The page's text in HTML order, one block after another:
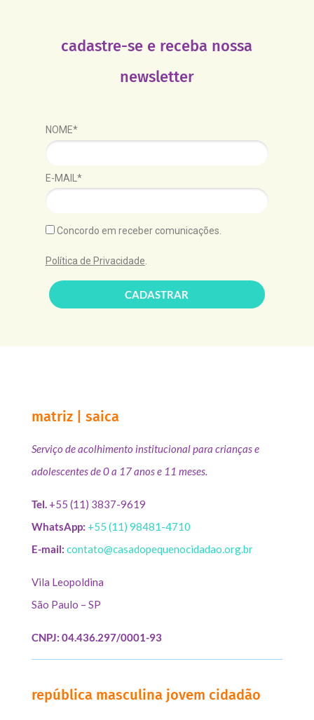
cadastre-se e receba nossa
newsletter
NOME*
E-MAIL*
Concordo em receber comunicações.
Política de Privacidade.
CADASTRAR
matriz | saica
Serviço de acolhimento institucional para crianças e
adolescentes de 0 a 17 anos e 11 meses.
Tel.+55 (11) 3837-9619
WhatsApp: +55 (11) 98481-4710
E-mail: contato@casadopequenocidadao.org.br
Vila Leopoldina
São Paulo – SP
CNPJ: 04.436.297/0001-93
república masculina jovem cidadão